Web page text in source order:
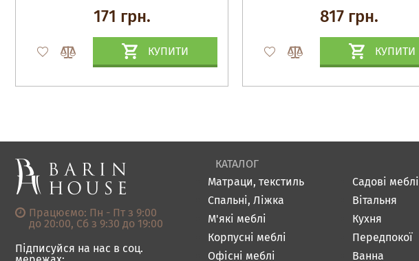
171 грн.
КУПИТИ
817 грн.
КУПИТИ
Працюємо: Пн - Пт з 9:00
до 20:00, Сб з 9:30 до 19:00
Підписуйся на нас в соц.
КАТАЛОГ
Матраци, текстиль
Спальні, Ліжка
М'які меблі
Корпусні меблі
Офісні меблі
Садові меблі
Вітальня
Кухня
Передпокої
Ванна